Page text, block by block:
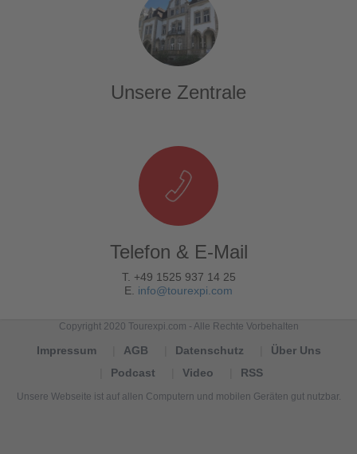
Unsere Zentrale
Telefon & E-Mail
T. +49 1525 937 14 25
E. info@tourexpi.com
Copyright 2020 Tourexpi.com - Alle Rechte Vorbehalten
Impressum AGB Datenschutz
Über Uns
Podcast
Video RSS
Unsere Webseite ist auf allen Computern und mobilen Geräten gut nutzbar.